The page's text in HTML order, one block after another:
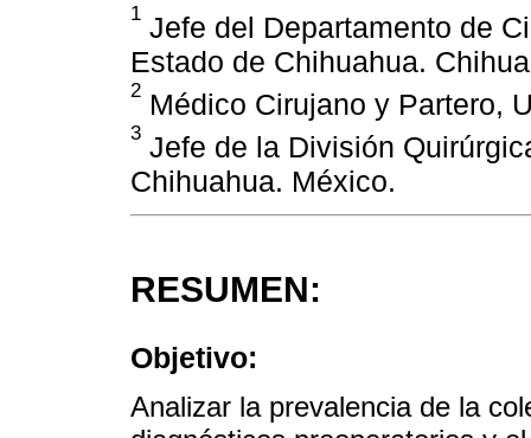
1 Jefe del Departamento de
Estado de Chihuahua.
2 Médico Cirujano y Partero,
3 Jefe de la División
Chihuahua. México.
RESUMEN:
Objetivo:
Analizar la prevalencia de la